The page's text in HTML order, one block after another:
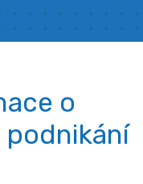
o